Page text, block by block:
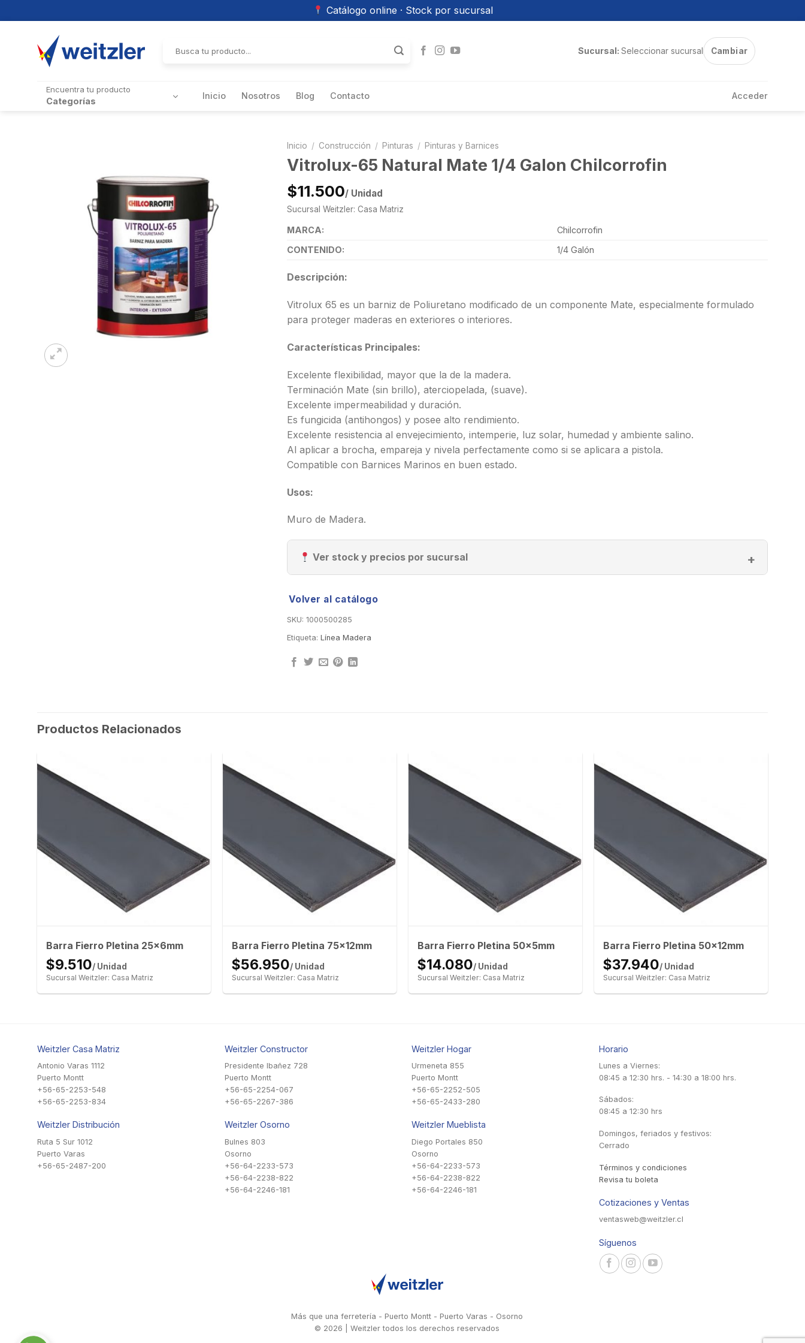
Catálogo online · Stock por sucursal
por:
Sucursal: Seleccionar sucursal Cambiar
Encuentra tu producto
Categorías Inicio Nosotros Blog Contacto Acceder
Inicio / Construcción / Pinturas / Pinturas y Barnices
Vitrolux-65 Natural Mate 1/4 Galon Chilcorrofin
$11.500/ Unidad
Sucursal Weitzler: Casa Matriz
MARCA:
Chilcorrofin
CONTENIDO:
1/4 Galón
Descripción:
Vitrolux 65 es un barniz de Poliuretano modificado de un componente Mate, especialmente formulado
para proteger maderas en exteriores o interiores.
Características Principales:
Excelente flexibilidad, mayor que la de la madera.
Terminación Mate (sin brillo), aterciopelada, (suave).
Excelente impermeabilidad y duración.
Es fungicida (antihongos) y posee alto rendimiento.
Excelente resistencia al envejecimiento, intemperie, luz solar, humedad y ambiente salino.
Al aplicar a brocha, empareja y nivela perfectamente como si se aplicara a pistola.
Compatible con Barnices Marinos en buen estado.
Usos:
Muro de Madera.
Ver stock y precios por sucursal
Volver al catálogo
SKU: 1000500285
Etiqueta: Línea Madera
Productos Relacionados
Barra Fierro Pletina 25x6mm
$9.510/ Unidad
Sucursal Weitzler: Casa Matriz
Barra Fierro Pletina 75x12mm
$56.950/ Unidad
Sucursal Weitzler: Casa Matriz
Barra Fierro Pletina 50x5mm
$14.080/ Unidad
Sucursal Weitzler: Casa Matriz
Barra Fierro Pletina 50x12mm
$37.940/ Unidad
Sucursal Weitzler: Casa Matriz
Weitzler Casa Matriz
Antonio Varas 1112
Puerto Montt
+56-65-2253-548
+56-65-2253-834
Weitzler Distribución
Ruta 5 Sur 1012
Puerto Varas
+56-65-2487-200
Weitzler Constructor
Presidente Ibañez 728
Puerto Montt
+56-65-2254-067
+56-65-2267-386
Weitzler Osorno
Bulnes 803
Osorno
+56-64-2233-573
+56-64-2238-822
+56-64-2246-181
Weitzler Hogar
Urmeneta 855
Puerto Montt
+56-65-2252-505
+56-65-2433-280
Weitzler Mueblista
Diego Portales 850
Osorno
+56-64-2233-573
+56-64-2238-822
+56-64-2246-181
Horario
Lunes a Viernes:
08:45 a 12:30 hrs. - 14:30 a 18:00 hrs.
Sábados:
08:45 a 12:30 hrs
Domingos, feriados y festivos:
Cerrado
Términos y condiciones
Revisa tu boleta
Cotizaciones y Ventas
ventasweb@weitzler.cl
Síguenos
Más que una ferretería - Puerto Montt - Puerto Varas - Osorno
© 2026 | Weitzler todos los derechos reservados